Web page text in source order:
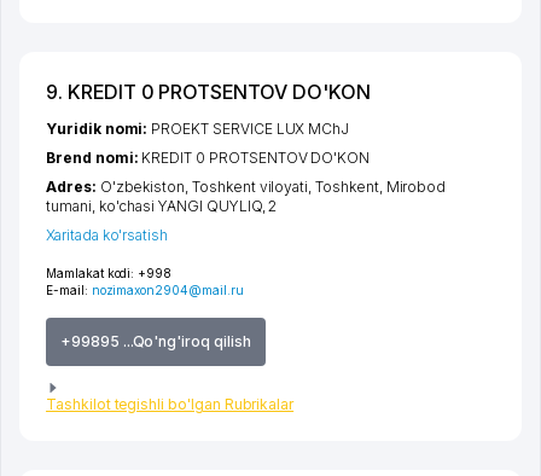
9. KREDIT 0 PROTSENTOV DO'KON
Mamlakat kodi: +998
E-mail: nozimaxon2904@mail.ru
+99895 ...Qo'ng'iroq qilish
Tashkilot tegishli bo'lgan Rubrikalar
Yuridik nomi: PROEKT SERVICE LUX MChJ
Brend nomi: KREDIT 0 PROTSENTOV DO'KON
Adres: O'zbekiston,Toshkent viloyati ,Toshkent, Mirobod
tumani ko'chasi YANGI QUYLIQ, 2
Xaritada ko'rsatish